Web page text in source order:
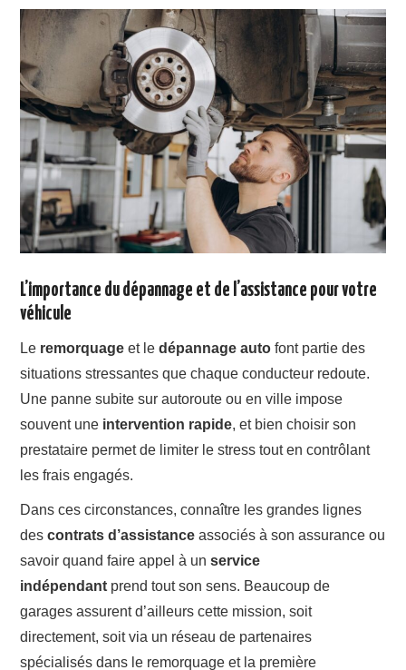
L’importance du dépannage et de l’assistance pour votre
véhicule
Le remorquage et ledépannage auto font partie des
situations stressantes que chaque conducteur redoute.
Une panne subite sur autoroute ou en ville impose
souvent une intervention rapide, et bien choisir son
prestataire permet de limiter le stress tout en contrôlant
les frais engagés.
Dans ces circonstances, connaître les grandes lignes
descontrats d’assistance associés à son assurance ou
savoir quand faire appel à unservice
indépendant prend tout son sens. Beaucoup de
garages assurent d’ailleurs cette mission, soit
directement, soit via un réseau de partenaires
spécialisés dans le remorquage et la première